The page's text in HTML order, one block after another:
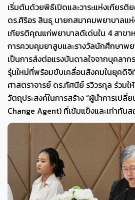
เริ่มต้นด้วยพิธีเปิดและวาระแห่งเกียรติ
ดร.ศิริอร สินธุ นายกสมาคมพยาบาลแห่
เกียรติคุณแก่พยาบาลดีเด่นใน 4 สาขา
การควบคุมยาสูบและรางวัลนักศึกษาพ
เป็นการส่งต่อแรงบันดาลใจจากบุคลา
รุ่นใหม่ที่พร้อมขับเคลื่อนสังคมในยุคดิ
ศาสตราจารย์ ดร.ทัศนีย์ รวิวรกุล ร่วมใ
วัตถุประสงค์ในการสร้าง “ผู้นำการเปลี่
Change Agent) ที่เข้มแข็งและเท่าทัน